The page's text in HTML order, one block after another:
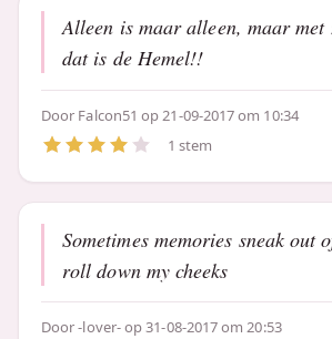
Alleen is maar alleen, maar met
dat is de Hemel!!
Door Falcon51 op 21-09-2017 om 10:34
1 stem
Sometimes memories sneak out
roll down my cheeks
Door-lover-op 31-08-2017 om 20:53